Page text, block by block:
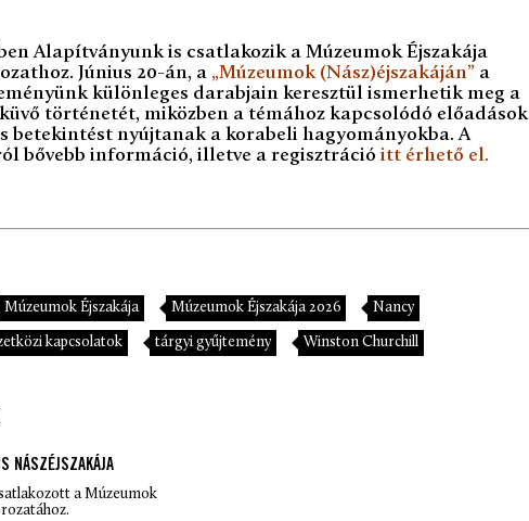
Alapítványunk is csatlakozik a Múzeumok Éjszakája
Június 20-án, a „Múzeumok (Nász)éjszakáján” a
különleges darabjain keresztül ismerhetik meg a
történetét, miközben a témához kapcsolódó előadások
betekintést nyújtanak a korabeli hagyományokba. A
bővebb információ, illetve a regisztráció itt érhető el.
Múzeumok Éjszakája Múzeumok Éjszakája 2026 Nancy
kapcsolatok tárgyi gyűjtemény Winston Churchill
NÁSZÉJSZAKÁJA
a Múzeumok